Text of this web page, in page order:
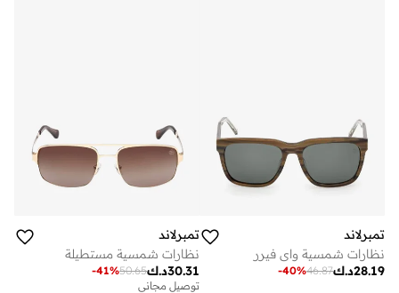
تمبرلاند
نظارات شمسية واي فيرر
د.ك28.19
46.87
-40%
تمبرلاند
نظارات شمسية مستطيلة
د.ك30.31
50.65
-41%
توصيل مجاني